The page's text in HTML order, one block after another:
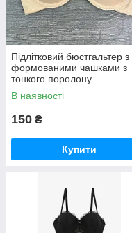
Підлітковий бюстгальтер з
формованими чашками з
тонкого поролону
В наявності
150 ₴
Купити